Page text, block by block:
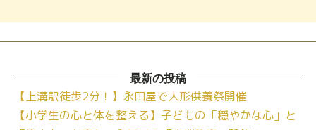
最新の投稿
【上溝駅徒歩2分！】永田屋で人形供養祭開催
【小学生の心と体を整える】子どもの「穏やかな心」と